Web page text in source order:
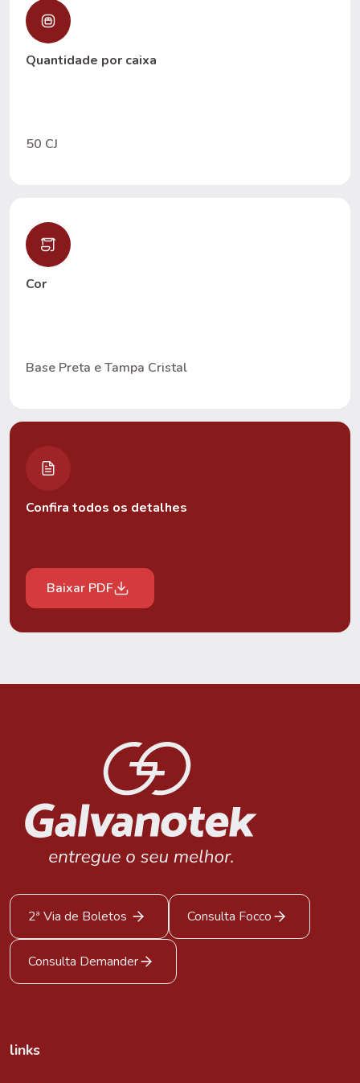
Quantidade por caixa
50 CJ
Cor
Base Preta e Tampa Cristal
Confira todos os detalhes
Baixar PDF
2ª Via de Boletos Consulta Focco
Consulta Demander
links